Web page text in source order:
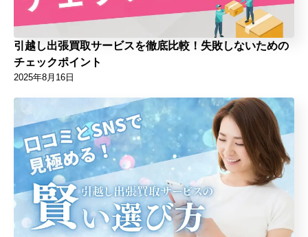
引越し出張買取サービスを徹底比較！失敗しないための
チェックポイント
2025年8月16日